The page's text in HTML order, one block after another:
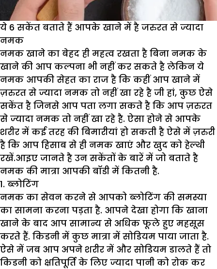
ये 6 सकेंत बताते हैं आपके खाने में है जरुरत से ज्यादा
नमक
नमक खाने का बेहद ही महत्व रखता है बिना नमक के
खाने की आप कल्पना भी नहीं कर सकते है लेकिन ये
नमक आपकी सेहत का राज है कि कहीं आप खाने में
ज़रुरत से ज्यादा नमक तो नहीं खा रहे है जी हां, कुछ ऐसे
सकेंत है जिनसे आप पता लगा सकते है कि आप ज़रुरत
से ज्यादा नमक तो नहीं खा रहे है. ऐसा होने से आपके
शरीर में कई तरह की बिमारीयां हो सकती है ऐसे में ज़रुरी
है कि आप हिसाब से ही नमक खाएं और खुद को हेल्थी
रखें.आइए जानते है उन सकेंतों के बारें में जो बताते है
नमक की मात्रा आपकी बॉडी में कितनी है.
1. ब्लोटिंग
नमक का सेवन करने से आपको ब्लोटिंग की समस्या
का सामना करना पड़ता है. आपने देखा होगा कि खाना
खाने के बाद आप सामान्य से अधिक फूले हुए महसूस
करते हैं. किडनी में कुछ मात्रा में सोडियम पाया जाता है.
ऐसे में जब आप अपने शरीर में और सोडियम डालते हैं तो
किडनी को क्षतिपूर्ति के लिए ज्यादा पानी को रोक कर